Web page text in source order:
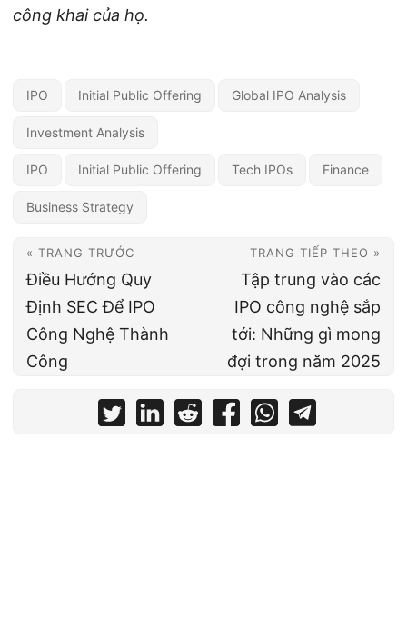
công khai của họ.
IPO Initial Public Offering Global IPO Analysis
Investment Analysis
IPO Initial Public Offering Tech IPOs Finance
Business Strategy
« TRANG TRƯỚC
Điều Hướng Quy
Định SEC Để IPO
Công Nghệ Thành
Công
TRANG TIẾP THEO »
Tập trung vào các
IPO công nghệ sắp
tới: Những gì mong
đợi trong năm 2025